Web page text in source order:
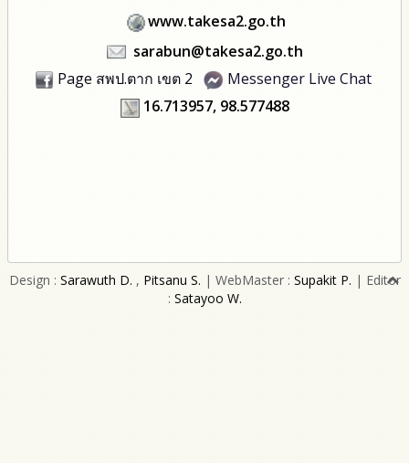
www.takesa2.go.th
sarabun@takesa2.go.th
Page สพป.ตาก เขต 2
Messenger Live Chat
16.713957, 98.577488
Design : Sarawuth D. , Pitsanu S. | WebMaster : Supakit P. | Editor
: Satayoo W.